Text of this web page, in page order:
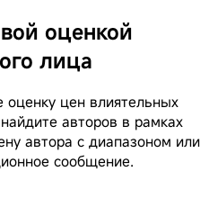
оценкой
лица
оценку цен влиятельных
авторов в рамках
автора с диапазоном или
сообщение.